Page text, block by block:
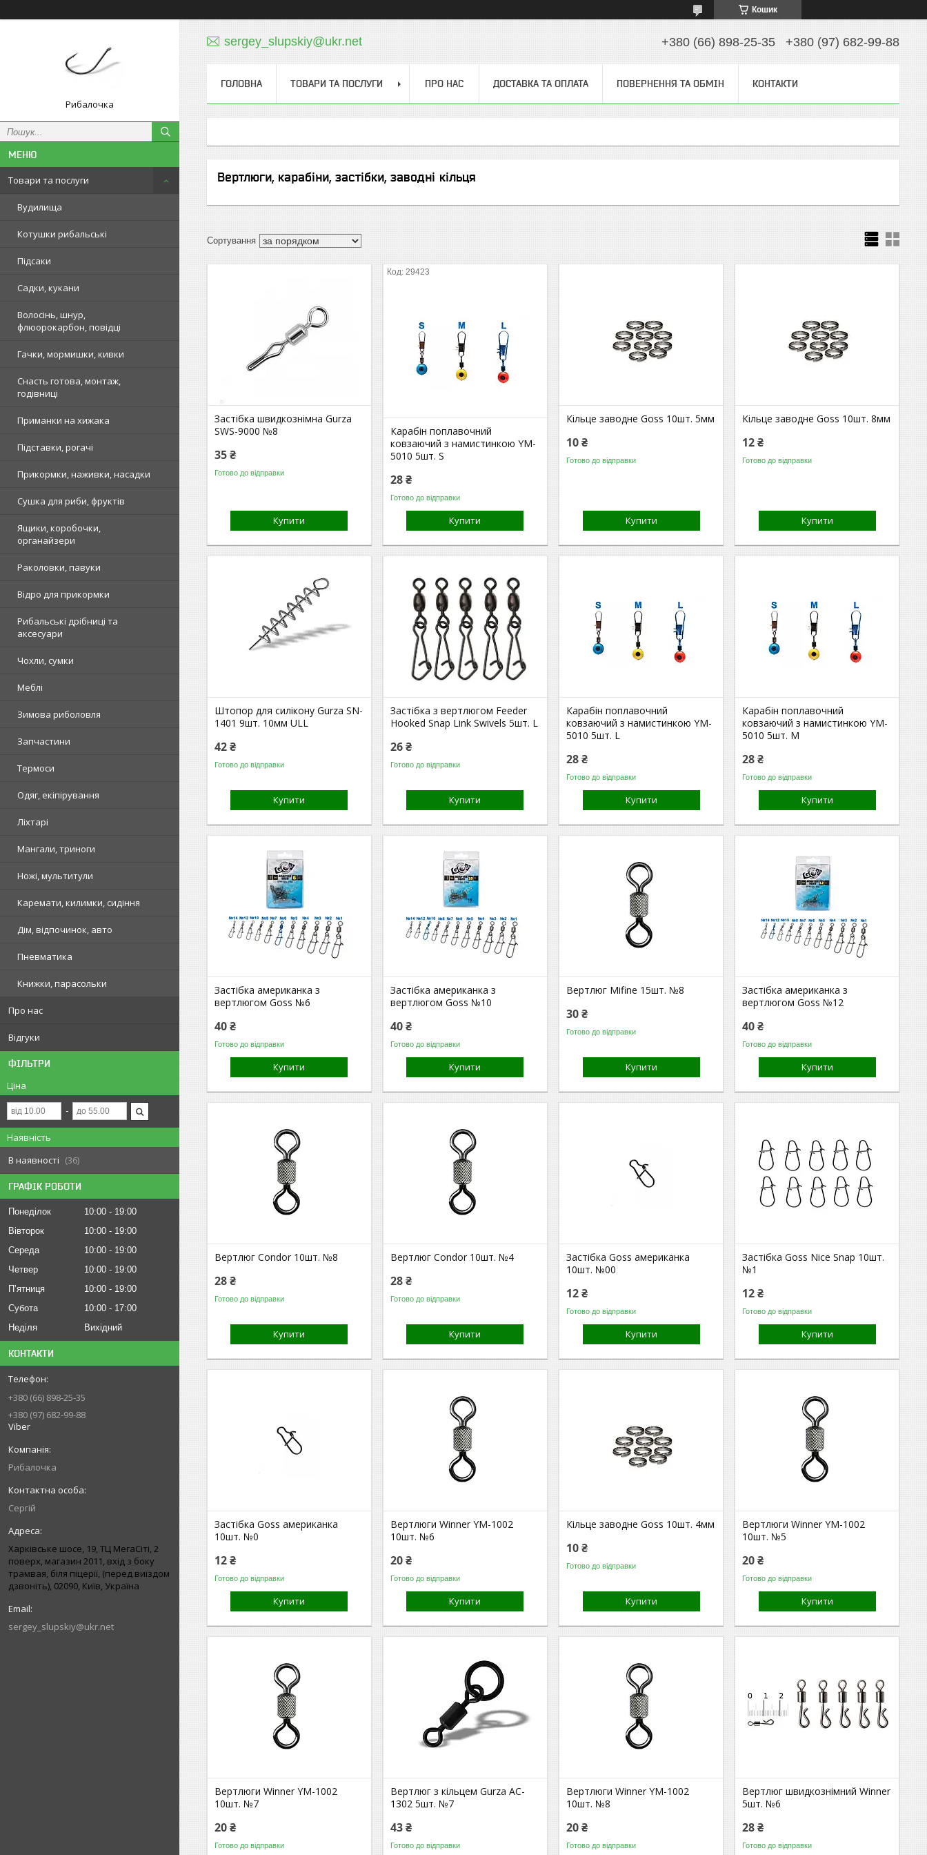
Кошик
Рибалочка
Товари та послуги
Вудилища
Котушки рибальські
Підсаки
Садки, кукани
Волосінь, шнур,
флюорокарбон, повідці
Гачки, мормишки, кивки
Снасть готова, монтаж,
годівниці
Приманки на хижака
Підставки, рогачі
Прикормки, наживки, насадки
Сушка для риби, фруктів
Ящики, коробочки,
органайзери
Раколовки, павуки
Відро для прикормки
Рибальські дрібниці та
аксесуари
Чохли, сумки
Меблі
Зимова риболовля
Запчастини
Термоси
Одяг, екіпірування
Ліхтарі
Мангали, триноги
Ножі, мультитули
Каремати, килимки, сидіння
Дім, відпочинок, авто
Пневматика
Книжки, парасольки
Про нас
Відгуки
ФІЛЬТРИ
Ціна
Наявність
В наявності
36
ГРАФІК РОБОТИ
Понеділок 10:00
19:00
Вівторок
10:00
19:00
Середа
10:00
19:00
Четвер
10:00
19:00
Пʼятниця
10:00
19:00
Субота
10:00
17:00
Неділя
Вихідний
КОНТАКТИ
+380 (66) 898-25-35
+380 (97) 682-99-88
Viber
Рибалочка
Сергій
Харківське шосе, 19, ТЦ МегаСіті, 2
поверх, магазин 2011, вхід з боку
трамвая, біля піцерії, (перед виїздом
дзвоніть), 02090, Київ, Україна
sergey_slupskiy@ukr.net
sergey_slupskiy@ukr.net +380 (66) 898-25-35 +380 (97) 682-99-88
ГОЛОВНА ТОВАРИ ТА ПОСЛУГИ ПРО НАС ДОСТАВКА ТА ОПЛАТА ПОВЕРНЕННЯ ТА ОБМІН КОНТАКТИ
Вертлюги, карабіни, застібки, заводні кільця
Застібка швидкознімна Gurza
SWS-9000 №8
35 ₴
Готово до відправки
Купити
29423
Карабін поплавочний
ковзаючий з намистинкою YM-
5010 5шт. S
28 ₴
Готово до відправки
Купити
Кільце заводне Goss 10шт. 5мм
10 ₴
Готово до відправки
Купити
Кільце заводне Goss 10шт. 8мм
12 ₴
Готово до відправки
Купити
Штопор для силікону Gurza SN-
1401 9шт. 10мм ULL
42 ₴
Готово до відправки
Купити
Застібка з вертлюгом Feeder
Hooked Snap Link Swivels 5шт. L
26 ₴
Готово до відправки
Купити
Карабін поплавочний
ковзаючий з намистинкою YM-
5010 5шт. L
28 ₴
Готово до відправки
Купити
Карабін поплавочний
ковзаючий з намистинкою YM-
5010 5шт. M
28 ₴
Готово до відправки
Купити
Застібка американка з
вертлюгом Goss №6
40 ₴
Готово до відправки
Купити
Застібка американка з
вертлюгом Goss №10
40 ₴
Готово до відправки
Купити
Вертлюг Mifine 15шт. №8
30 ₴
Готово до відправки
Купити
Застібка американка з
вертлюгом Goss №12
40 ₴
Готово до відправки
Купити
Вертлюг Condor 10шт. №8
28 ₴
Готово до відправки
Купити
Вертлюг Condor 10шт. №4
28 ₴
Готово до відправки
Купити
Застібка Goss американка
10шт. №00
12 ₴
Готово до відправки
Купити
Застібка Goss Nice Snap 10шт.
№1
12 ₴
Готово до відправки
Купити
Застібка Goss американка
10шт. №0
12 ₴
Готово до відправки
Купити
Вертлюги Winner YM-1002
10шт. №6
20 ₴
Готово до відправки
Купити
Кільце заводне Goss 10шт. 4мм
10 ₴
Готово до відправки
Купити
Вертлюги Winner YM-1002
10шт. №5
20 ₴
Готово до відправки
Купити
Вертлюги Winner YM-1002
10шт. №7
20 ₴
Готово до відправки
Вертлюг з кільцем Gurza AC-
1302 5шт. №7
43 ₴
Готово до відправки
Вертлюги Winner YM-1002
10шт. №8
20 ₴
Готово до відправки
Вертлюг швидкознімний Winner
5шт. №6
28 ₴
Готово до відправки